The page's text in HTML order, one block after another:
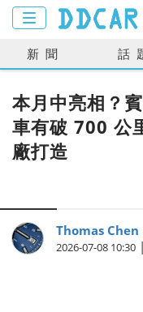
新聞 話
本月中亮相？
車有破 700 公
廠打造
Thomas Chen
2026-07-08 10:30 |